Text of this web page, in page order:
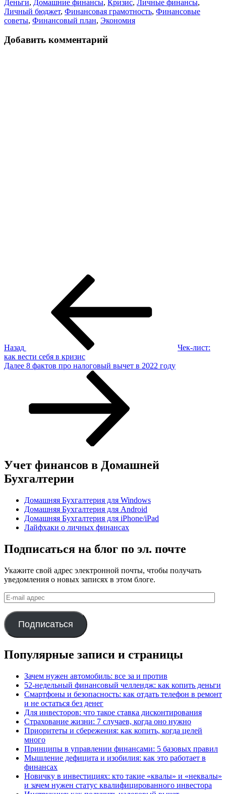
Деньги, Домашние финансы, Кризис, Личные финансы,
Личный бюджет, Финансовая грамотность, Финансовые
советы, Финансовый план, Экономия
Добавить комментарий
Назад
Чек-лист:
как вести себя в кризис
Следующая
Далее 8 фактов про налоговый вычет в 2022 году
Учет финансов в Домашней
Бухгалтерии
Домашняя Бухгалтерия для Windows
Домашняя Бухгалтерия для Android
Домашняя Бухгалтерия для iPhone/iPad
Лайфхаки о личных финансах
Подписаться на блог по эл. почте
Укажите свой адрес электронной почты, чтобы получать
уведомления о новых записях в этом блоге.
E-
mail
адрес
Подписаться
Популярные записи и страницы
Зачем нужен автомобиль: все за и против
52-недельный финансовый челлендж: как копить деньги
Смартфоны и безопасность: как отдать телефон в ремонт
и не остаться без денег
Для инвесторов: что такое ставка дисконтирования
Страхование жизни: 7 случаев, когда оно нужно
Приоритеты и сбережения: как копить, когда целей
много
Принципы в управлении финансами: 5 базовых правил
Мышление дефицита и изобилия: как это работает в
финансах
Новичку в инвестициях: кто такие «квалы» и «неквалы»
и зачем нужен статус квалифицированного инвестора